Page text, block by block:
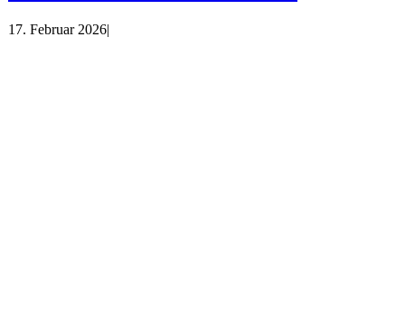
17. Februar 2026|